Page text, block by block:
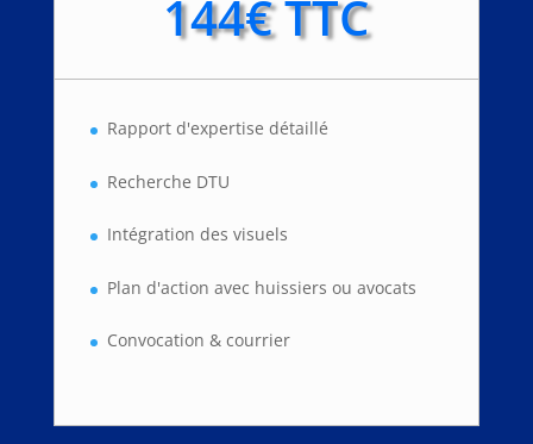
144€ TTC
Rapport d'expertise détaillé
Recherche DTU
Intégration des visuels
Plan d'action avec huissiers ou avocats
Convocation & courrier